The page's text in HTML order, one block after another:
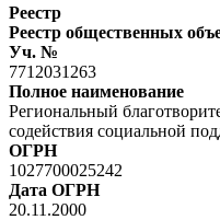
Реестр
Реестр общественных
Уч. №
7712031263
Полное наименование
Региональный
содействия социальной
ОГРН
1027700025242
Дата ОГРН
20.11.2000